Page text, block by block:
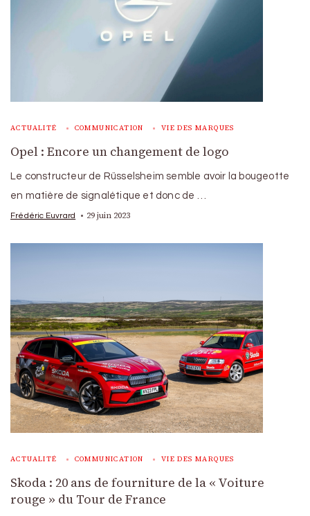
ACTUALITÉ COMMUNICATION VIE DES MARQUES
Opel : Encore un changement de logo
Le constructeur de Rüsselsheim semble avoir la bougeotte
en matière de signalétique et donc de …
Frédéric Euvrard 29 juin 2023
ACTUALITÉ COMMUNICATION VIE DES MARQUES
Skoda : 20 ans de fourniture de la « Voiture
rouge » du Tour de France